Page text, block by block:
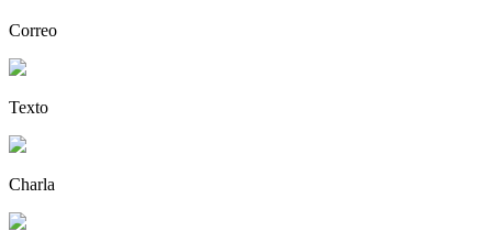
Correo
Texto
Charla